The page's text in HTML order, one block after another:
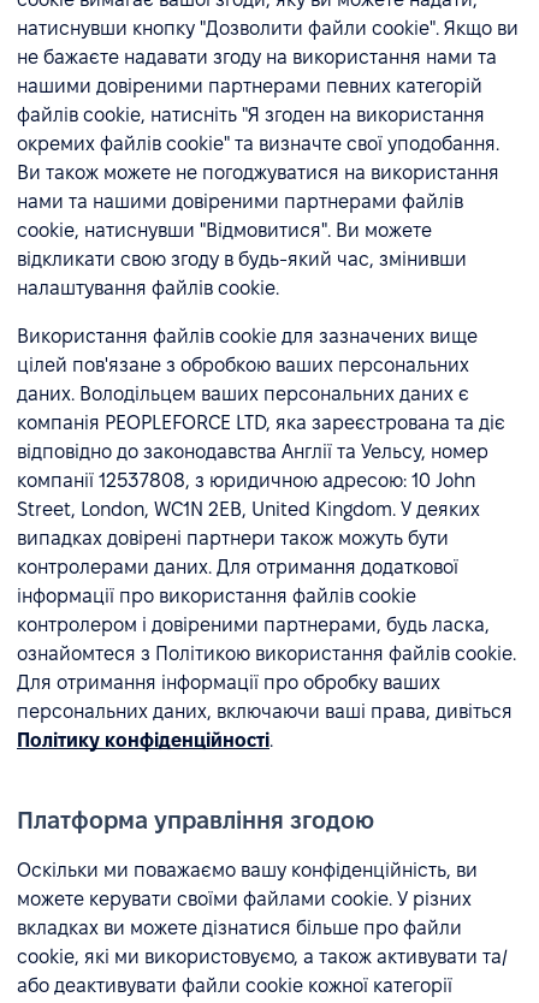
натиснувши кнопку "Дозволити файли cookie". Якщо ви
не бажаєте надавати згоду на використання нами та
нашими довіреними партнерами певних категорій
файлів cookie, натисніть "Я згоден на використання
окремих файлів cookie" та визначте свої уподобання.
Ви також можете не погоджуватися на використання
нами та нашими довіреними партнерами файлів
cookie, натиснувши "Відмовитися". Ви можете
відкликати свою згоду в будь-який час, змінивши
налаштування файлів cookie.
Використання файлів cookie для зазначених вище
цілей пов'язане з обробкою ваших персональних
даних. Володільцем ваших персональних даних є
компанія PEOPLEFORCE LTD, яка зареєстрована та діє
відповідно до законодавства Англії та Уельсу, номер
компанії 12537808, з юридичною адресою: 10 John
Street, London, WC1N 2EB, United Kingdom. У деяких
випадках довірені партнери також можуть бути
контролерами даних. Для отримання додаткової
інформації про використання файлів cookie
контролером і довіреними партнерами, будь ласка,
ознайомтеся з Політикою використання файлів cookie.
Для отримання інформації про обробку ваших
персональних даних, включаючи ваші права, дивіться
Політику конфіденційності.
Платформа управління згодою
Оскільки ми поважаємо вашу конфіденційність, ви
можете керувати своїми файлами cookie. У різних
вкладках ви можете дізнатися більше про файли
cookie, які ми використовуємо, а також активувати та/
або деактивувати файли cookie кожної категорії